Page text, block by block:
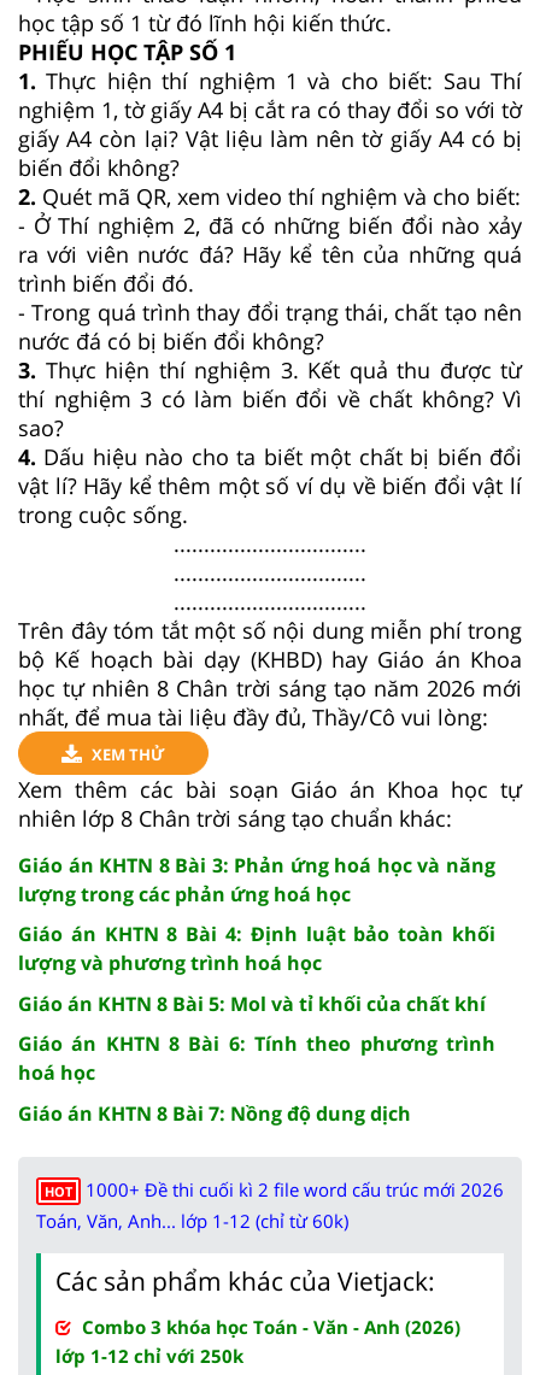
học tập số 1 từ đó lĩnh hội kiến thức.
PHIẾU HỌC TẬP SỐ 1
1.Thực hiện thí nghiệm 1 và cho biết: Sau Thí
nghiệm 1, tờ giấy A4 bị cắt ra có thay đổi so với tờ
giấy A4 còn lại? Vật liệu làm nên tờ giấy A4 có bị
biến đổi không?
2. Quét mã QR, xem video thí nghiệm và cho biết:
- Ở Thí nghiệm 2, đã có những biến đổi nào xảy
ra với viên nước đá? Hãy kể tên của những quá
trình biến đổi đó.
- Trong quá trình thay đổi trạng thái, chất tạo nên
nước đá có bị biến đổi không?
3. Thực hiện thí nghiệm 3. Kết quả thu được từ
thí nghiệm 3 có làm biến đổi về chất không? Vì
sao?
4. Dấu hiệu nào cho ta biết một chất bị biến đổi
vật lí? Hãy kể thêm một số ví dụ về biến đổi vật lí
trong cuộc sống.
................................
................................
................................
Trên đây tóm tắt một số nội dung miễn phí trong
bộ Kế hoạch bài dạy (KHBD) hay Giáo án Khoa
học tự nhiên 8 Chân trời sáng tạo năm 2026 mới
nhất, để mua tài liệu đầy đủ, Thầy/Cô vui lòng:
XEM THỬ
Xem thêm các bài soạn Giáo án Khoa học tự
nhiên lớp 8 Chân trời sáng tạo chuẩn khác:
Giáo án KHTN 8 Bài 3: Phản ứng hoá học và năng
lượng trong các phản ứng hoá học
Giáo án KHTN 8 Bài 4: Định luật bảo toàn khối
lượng và phương trình hoá học
Giáo án KHTN 8 Bài 5: Mol và tỉ khối của chất khí
Giáo án KHTN 8 Bài 6: Tính theo phương trình
hoá học
Giáo án KHTN 8 Bài 7: Nồng độ dung dịch
HOT
1000+ Đề thi cuối kì 2 file word cấu trúc mới 2026
Toán, Văn, Anh... lớp 1-12 (chỉ từ 60k)
Các sản phẩm khác của Vietjack:
Combo 3 khóa học Toán - Văn - Anh (2026)
lớp 1-12 chỉ với 250k